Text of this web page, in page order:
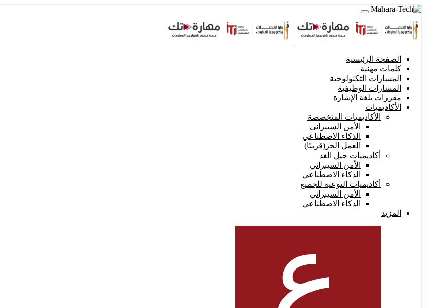
الصفحة الرئيسية
كلمات مهنية
المسارات التكنولوجية
المسارات الوظيفية
مقررات بلغة الإشارة
الأكاديميات
الأكاديميات المتخصصة
الأمن السيبراني
الذكاء الاصطناعي
العمل الحر(قريبًا)
أكاديميات جيل الغد
الأمن السيبراني
الذكاء الاصطناعي
أكاديميات التوعية للجميع
الأمن السيبراني
الذكاء الاصطناعي
المزيد